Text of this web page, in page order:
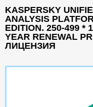
KASPERSKY
ANALYSIS
EDITION. 250-499 *
YEAR RENEWAL
ЛИЦЕНЗИЯ